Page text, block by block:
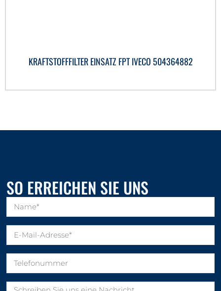
KRAFTSTOFFFILTER EINSATZ FPT IVECO 504364882
SO ERREICHEN SIE UNS